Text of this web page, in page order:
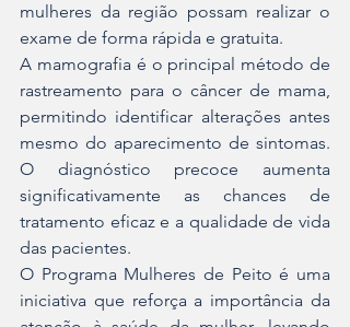
mulheres da região possam realizar o
exame de forma rápida e gratuita.
A mamografia é o principal método de
rastreamento para o câncer de mama,
permitindo identificar alterações antes
mesmo do aparecimento de sintomas.
O diagnóstico precoce aumenta
significativamente as chances de
tratamento eficaz e a qualidade de vida
das pacientes.
O Programa Mulheres de Peito é uma
iniciativa que reforça a importância da